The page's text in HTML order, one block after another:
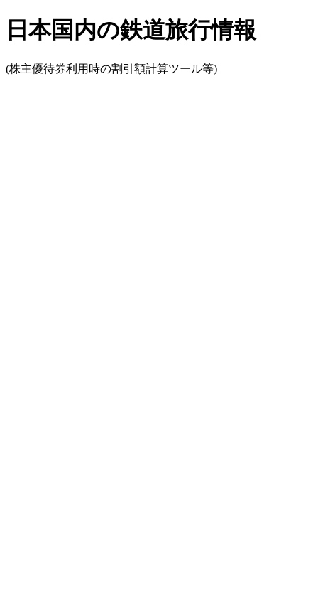
日本国内の鉄道旅行情報
(株主優待券利用時の割引額計算ツール等)